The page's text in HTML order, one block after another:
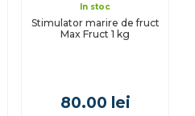
In stoc
Stimulator marire de fruct
Max Fruct 1 kg
80.00 lei